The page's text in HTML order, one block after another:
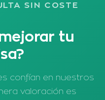
SIN COSTE
tu
confían en nuestros
valoración es